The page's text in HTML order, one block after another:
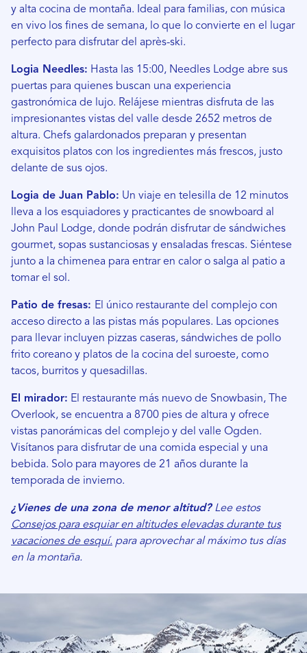
y alta cocina de montaña. Ideal para familias, con música
en vivo los fines de semana, lo que lo convierte en el lugar
perfecto para disfrutar del après-ski.
Logia Needles: Hasta las 15:00, Needles Lodge abre sus
puertas para quienes buscan una experiencia
gastronómica de lujo. Relájese mientras disfruta de las
impresionantes vistas del valle desde 2652 metros de
altura. Chefs galardonados preparan y presentan
exquisitos platos con los ingredientes más frescos, justo
delante de sus ojos.
Logia de Juan Pablo: Un viaje en telesilla de 12 minutos
lleva a los esquiadores y practicantes de snowboard al
John Paul Lodge, donde podrán disfrutar de sándwiches
gourmet, sopas sustanciosas y ensaladas frescas. Siéntese
junto a la chimenea para entrar en calor o salga al patio a
tomar el sol.
Patio de fresas: El único restaurante del complejo con
acceso directo a las pistas más populares. Las opciones
para llevar incluyen pizzas caseras, sándwiches de pollo
frito coreano y platos de la cocina del suroeste, como
tacos, burritos y quesadillas.
El mirador: El restaurante más nuevo de Snowbasin, The
Overlook, se encuentra a 8700 pies de altura y ofrece
vistas panorámicas del complejo y del valle Ogden.
Visítanos para disfrutar de una comida especial y una
bebida. Solo para mayores de 21 años durante la
temporada de invierno.
¿Vienes de una zona de menor altitud? Lee estos
Consejos para esquiar en altitudes elevadas durante tus
vacaciones de esquí. para aprovechar al máximo tus días
en la montaña.